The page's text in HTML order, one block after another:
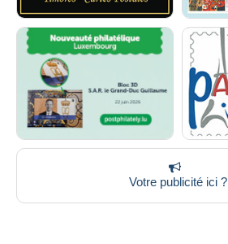
Votre publicité ici ?